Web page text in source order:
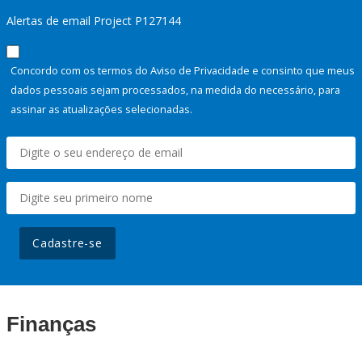
Alertas de email Project P127144
Concordo com os termos do Aviso de Privacidade e consinto que meus
dados pessoais sejam processados, na medida do necessário, para
assinar as atualizações selecionadas.
Cadastre-se
Finanças